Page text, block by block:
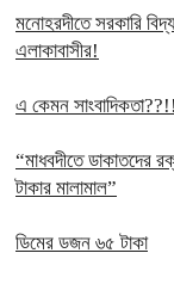
মনোহরদীতে সরকারি
এলাকাবাসীর!
এ কেমন সাংবাদিকতা??!!
“মাধবদীতে ডাকাতদের
টাকার মালামাল”
ডিমের ডজন ৬৫ টাকা